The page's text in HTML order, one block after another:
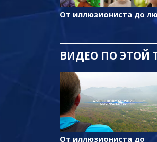
От иллюзиониста до
ВИДЕО ПО ЭТОЙ
От иллюзиониста до